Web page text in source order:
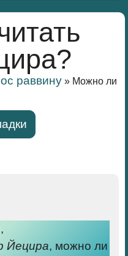
раввину » Можно ли
Йецира, можно ли